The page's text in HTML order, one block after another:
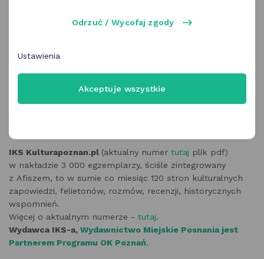
IKS Kulturapoznan.pl (aktualny numer tutaj plik pdf)
w nakładzie 3 000 egzemplarzy, ściśle zintegrowany
z Afiszem, to w sumie co miesiąc 120 stron kulturalnych
zapowiedzi, felietonów, rozmów, recenzji, historycznych
wspomnień.
Więcej o aktualnym numerze - tutaj.
Wydawca IKS-a, Wydawnictwo Miejskie Posnania jest
Partnerem Programu OK Poznań.
Odrzuć / Wycofaj zgody
Ustawienia
Akceptuje wszystkie